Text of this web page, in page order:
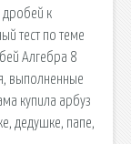
дробей к
тест по теме
Алгебра 8
выполненные
купила арбуз
дедушке, папе,